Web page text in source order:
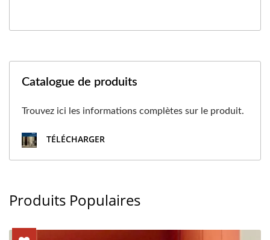
Catalogue de produits
Trouvez ici les informations complètes sur le produit.
TÉLÉCHARGER
Produits Populaires